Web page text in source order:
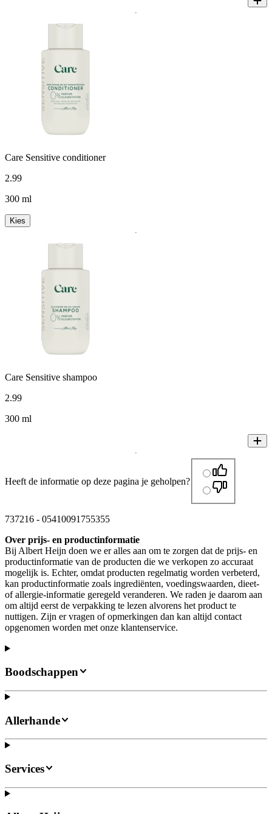
Care Sensitive conditioner
2.99
300 ml
Kies
Care Sensitive shampoo
2.99
300 ml
Heeft de informatie op deze pagina je geholpen?
737216 - 05410091755355
Over prijs- en productinformatie
Bij Albert Heijn doen we er alles aan om te zorgen dat de prijs- en
productinformatie van de producten die we verkopen zo accuraat
mogelijk is. Echter, omdat producten regelmatig worden verbeterd,
kan productinformatie zoals ingrediënten, voedingswaarden, dieet-
of allergie-informatie geregeld veranderen. We raden je daarom aan
om altijd eerst de verpakking te lezen alvorens het product te
nuttigen. Zijn er vragen of opmerkingen dan kan altijd contact
opgenomen worden met onze klantenservice.
Boodschappen
Allerhande
Services